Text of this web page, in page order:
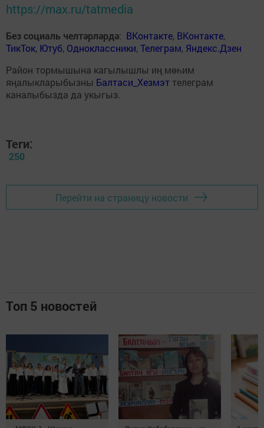
https://max.ru/tatmedia
Без социаль челтәрләрдә: ВКонтакте, ВКонтакте,
ТикТок, Ютуб, Одноклассники,Телеграм, Яндекс.Дзен
Район тормышына кагылышлы иң мөһим
яңалыкларыбызны Балтаси_Хезмэт телеграм
каналыбызда да укыгыз.
Теги:
250
Перейти на страницу новости
Топ 5 новостей